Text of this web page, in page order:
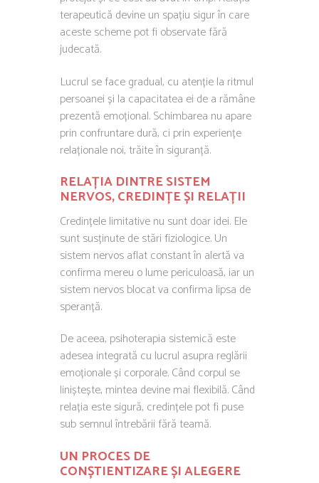
terapeutică devine un spațiu sigur în care
aceste scheme pot fi observate fără
judecată.
Lucrul se face gradual, cu atenție la ritmul
persoanei și la capacitatea ei de a rămâne
prezentă emoțional. Schimbarea nu apare
prin confruntare dură, ci prin experiențe
relaționale noi, trăite în siguranță.
RELAȚIA DINTRE SISTEM
NERVOS, CREDINȚE ȘI RELAȚII
Credințele limitative nu sunt doar idei. Ele
sunt susținute de stări fiziologice. Un
sistem nervos aflat constant în alertă va
confirma mereu o lume periculoasă, iar un
sistem nervos blocat va confirma lipsa de
speranță.
De aceea, psihoterapia sistemică este
adesea integrată cu lucrul asupra reglării
emoționale și corporale. Când corpul se
liniștește, mintea devine mai flexibilă. Când
relația este sigură, credințele pot fi puse
sub semnul întrebării fără teamă.
UN PROCES DE
CONȘTIENTIZARE ȘI ALEGERE